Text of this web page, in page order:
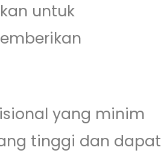
untuk
yang minim
tinggi dan dapat